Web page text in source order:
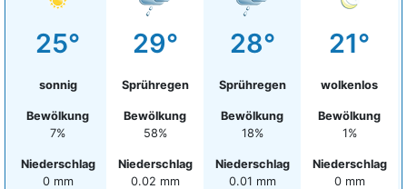
25°
sonnig
Bewölkung
7%
Niederschlag
0 mm
29°
Sprühregen
Bewölkung
58%
Niederschlag
0.02 mm
28°
Sprühregen
Bewölkung
18%
Niederschlag
0.01 mm
21°
wolkenlos
Bewölkung
1%
Niederschlag
0 mm